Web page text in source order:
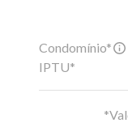
Condomínio*
IPTU*